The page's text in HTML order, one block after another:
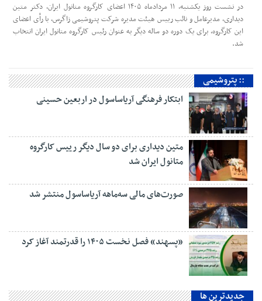
در نشست روز یکشنبه، ۱۱ مردادماه ۱۴۰۵ اعضای کارگروه متانول ایران، دکتر متین
دیداری، مدیرعامل و‌ نائب رییس هیئت مدیره شرکت پتروشیمی زاگرس، با رأی اعضای
این کارگروه، برای یک دوره دو ساله دیگر به عنوان رئیس کارگروه متانول ایران انتخاب
شد.
:: پتروشیمی
ابتکار فرهنگی آریاساسول در اربعین حسینی
متین دیداری برای دو سال دیگر رییس کارگروه
متانول ایران شد
صورت‌های مالی سه‌ماهه آریاساسول منتشر شد
«پسهند» فصل نخست ۱۴۰۵ را قدرتمند آغاز کرد
جديدترين ها